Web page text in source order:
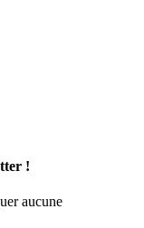
!
aucune